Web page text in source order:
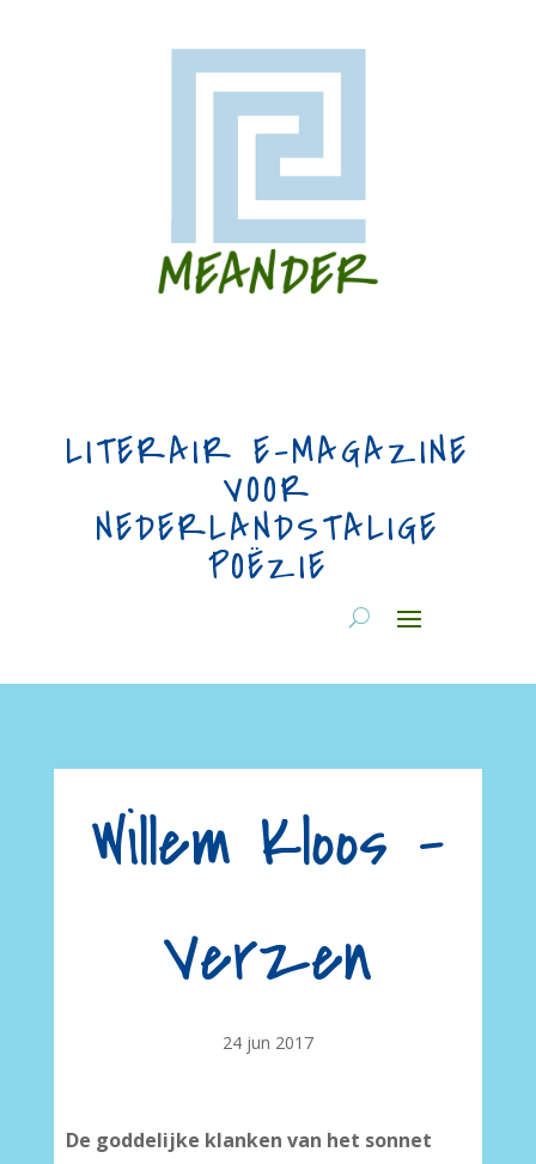
LITERAIR E-MAGAZINE
VOOR
NEDERLANDSTALIGE
POËZIE
Willem Kloos –
Verzen
24 jun 2017
De goddelijke klanken van het sonnet